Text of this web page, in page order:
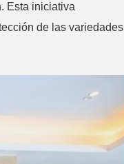
Esta iniciativa
de las variedades